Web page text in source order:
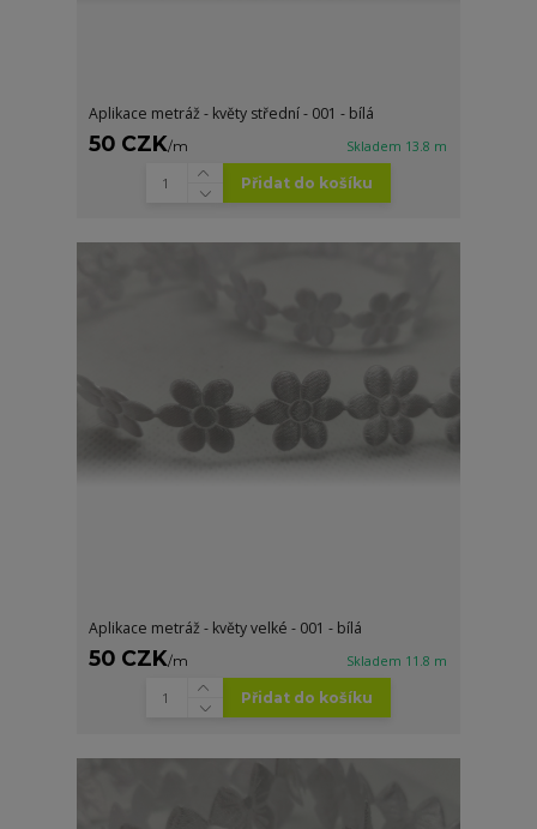
Aplikace metráž - květy střední - 001 - bílá
50 CZK/m Skladem 13.8 m
Přidat do košíku
Aplikace metráž - květy velké - 001 - bílá
50 CZK/m Skladem 11.8 m
Přidat do košíku